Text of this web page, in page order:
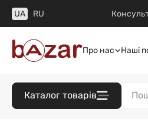
UA RU
Про нас Наші
Каталог товарів